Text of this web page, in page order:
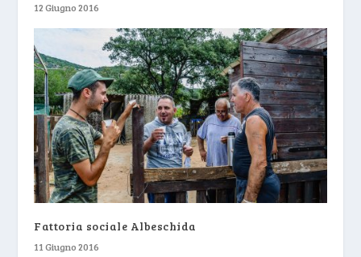
12 Giugno 2016
Fattoria sociale Albeschida
11 Giugno 2016